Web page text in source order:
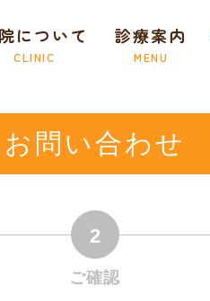
について
CLINIC
診療案内
MENU
お問い合わせ
2
ご確認